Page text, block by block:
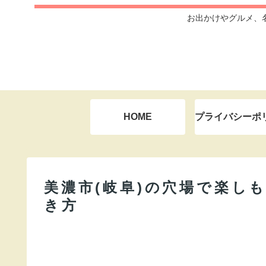
お出かけやグルメ
HOME プライバシーポ
美濃市(岐阜)の穴場で楽し
き方